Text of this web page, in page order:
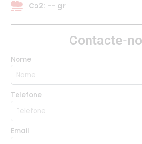
Co2: -- gr
Contacte-
Nome
Telefone
Email